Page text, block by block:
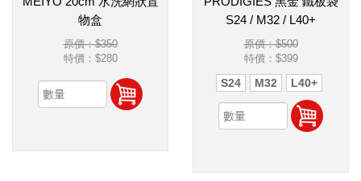
物盒
原價：$350
特價： $280
S24 / M32 / L40+
原價：$500
特價： $399
S24 M32 L40+